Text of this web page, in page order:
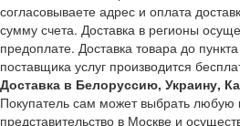
согласовываете адрес и оплата
сумму счета. Доставка в регионы
предоплате. Доставка товара до
поставщика услуг производится
Доставка в Белоруссию, Украину,
Покупатель сам может выбрать
представительство в Москве и